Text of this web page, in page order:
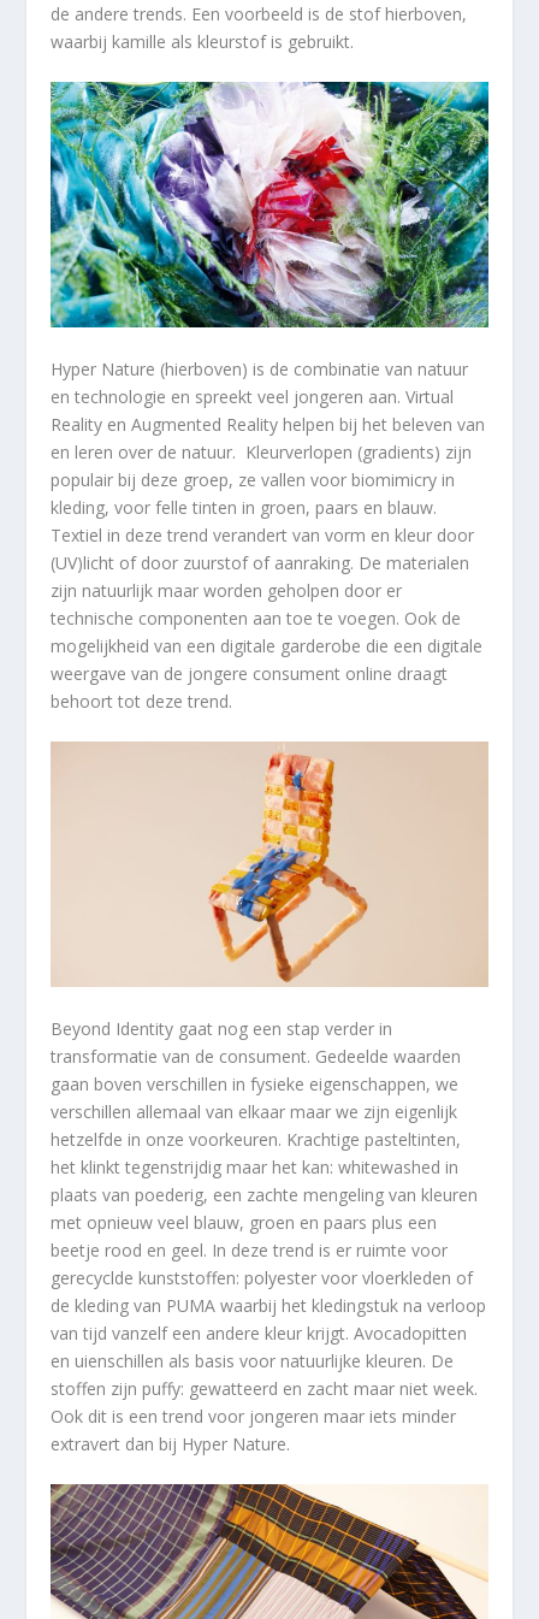
de andere trends. Een voorbeeld is de stof hierboven,
waarbij kamille als kleurstof is gebruikt.
Hyper Nature (hierboven) is de combinatie van natuur
en technologie en spreekt veel jongeren aan. Virtual
Reality en Augmented Reality helpen bij het beleven van
en leren over de natuur. Kleurverlopen (gradients) zijn
populair bij deze groep, ze vallen voor biomimicry in
kleding, voor felle tinten in groen, paars en blauw.
Textiel in deze trend verandert van vorm en kleur door
(UV)licht of door zuurstof of aanraking. De materialen
zijn natuurlijk maar worden geholpen door er
technische componenten aan toe te voegen. Ook de
mogelijkheid van een digitale garderobe die een digitale
weergave van de jongere consument online draagt
behoort tot deze trend.
Beyond Identity gaat nog een stap verder in
transformatie van de consument. Gedeelde waarden
gaan boven verschillen in fysieke eigenschappen, we
verschillen allemaal van elkaar maar we zijn eigenlijk
hetzelfde in onze voorkeuren. Krachtige pasteltinten,
het klinkt tegenstrijdig maar het kan: whitewashed in
plaats van poederig, een zachte mengeling van kleuren
met opnieuw veel blauw, groen en paars plus een
beetje rood en geel. In deze trend is er ruimte voor
gerecyclde kunststoffen: polyester voor vloerkleden of
de kleding van PUMA waarbij het kledingstuk na verloop
van tijd vanzelf een andere kleur krijgt. Avocadopitten
en uienschillen als basis voor natuurlijke kleuren. De
stoffen zijn puffy: gewatteerd en zacht maar niet week.
Ook dit is een trend voor jongeren maar iets minder
extravert dan bij Hyper Nature.